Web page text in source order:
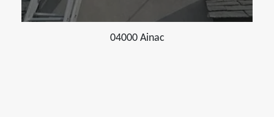
04000 Ainac